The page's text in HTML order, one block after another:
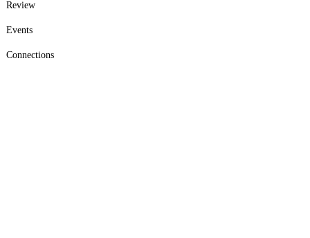
Review
Events
Connections